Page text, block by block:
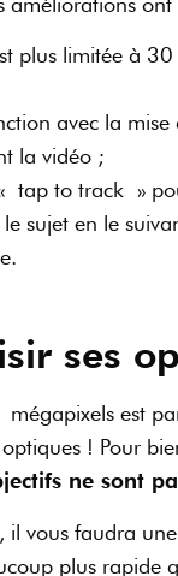
est
optiques ! Pour
ne sont
il vous faudra une
plus rapide
petit flou de
70-200 mm F2.8
mm F1.8 GM ;
f/1,4 GM ;